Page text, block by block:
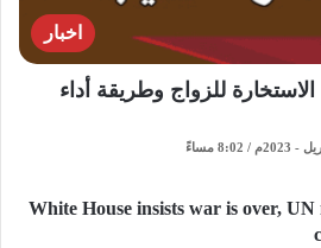
اخبار
للزواج وطريقة أداء
White House insists war is over, UN